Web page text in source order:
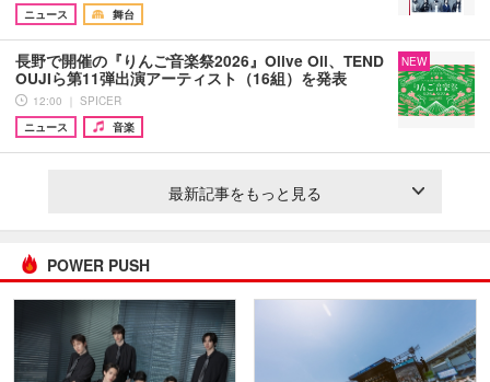
ニュース
舞台
長野で開催の『りんご音楽祭2026』Olive Oil、TEND
OUJIら第11弾出演アーティスト（16組）を発表
12:00 ｜ SPICER
ニュース
音楽
NEW
最新記事をもっと見る
POWER PUSH